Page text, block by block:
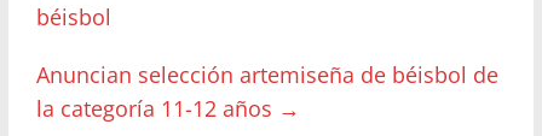
béisbol
Anuncian selección artemiseña de béisbol de
la categoría 11-12 años →